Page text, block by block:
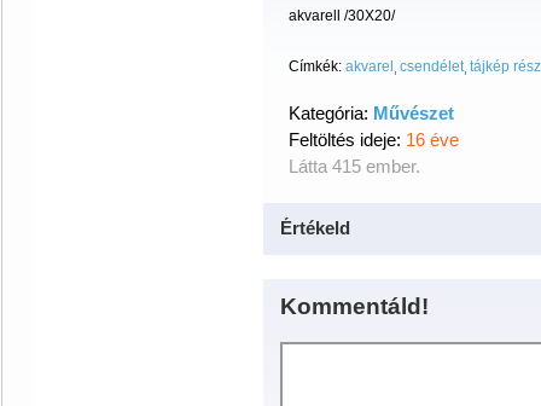
akvarell /30X20/
Címkék: akvarel csendélet tájkép
Kategória: Művészet
Feltöltés ideje: 16 éve
Látta 415 ember.
Értékeld
Kommentáld!